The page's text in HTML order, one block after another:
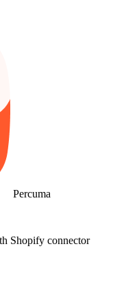
Percuma
Shopify connector